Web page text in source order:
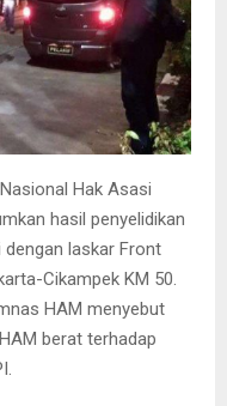
Hak Asasi
hasil penyelidikan
laskar Front
Cikampek KM 50.
HAM menyebut
berat terhadap